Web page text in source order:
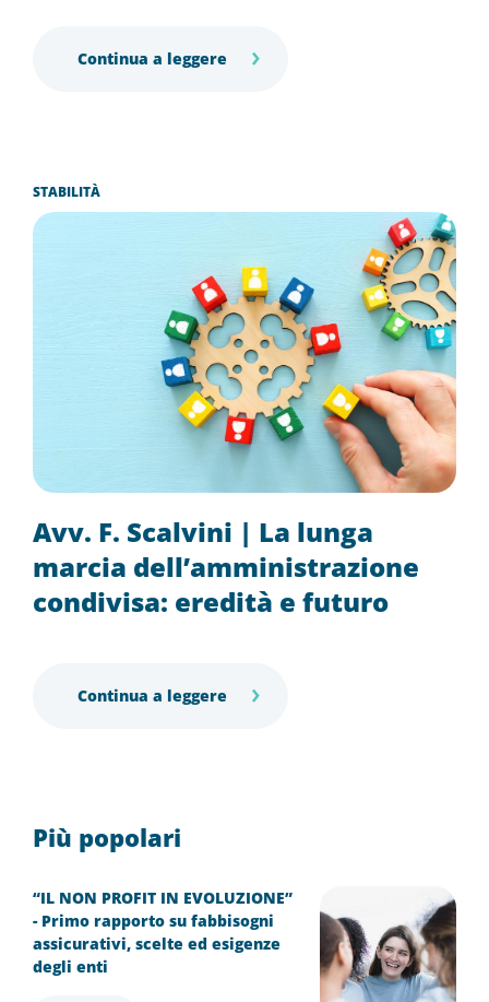
Continua a leggere
Avv. F. Scalvini | La lunga
marcia dell’amministrazione
condivisa: eredità e futuro
Continua a leggere
STABILITÀ
Più popolari
“IL NON PROFIT IN EVOLUZIONE”
- Primo rapporto su fabbisogni
assicurativi, scelte ed esigenze
degli enti